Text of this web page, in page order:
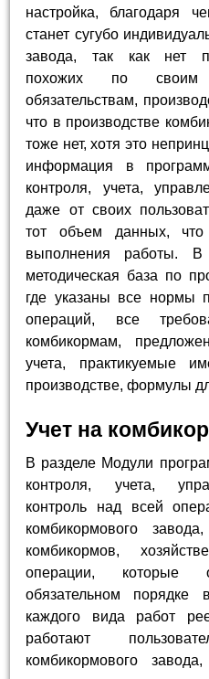
настройка, благодаря
станет сугубо
завода, так как нет
похожих по своим
обязательствам,
что в производстве
тоже нет, хотя это
информация в
контроля, учета,
даже от своих
тот объем данных,
выполнения работы. В
методическая база по
где указаны все нормы
операций, все
комбикормам,
учета, практикуемые
производстве, формулы
Учет на
В разделе Модули
контроля, учета,
контроль над всей
комбикормового
комбикормов,
операции, которые
обязательном порядке
каждого вида работ
работают
комбикормового